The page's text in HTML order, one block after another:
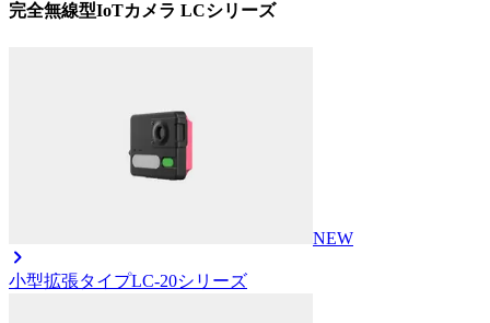
完全無線型IoTカメラ LCシリーズ
NEW
小型拡張タイプLC-20シリーズ